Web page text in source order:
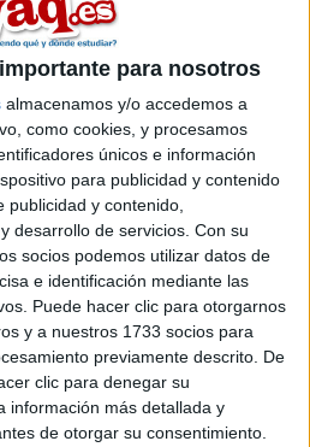
para nosotros
almacenamos y/o accedemos a
como cookies, y procesamos
únicos e información
para publicidad y contenido
publicidad y contenido,
desarrollo de servicios. Con su
socios podemos utilizar datos de
e identificación mediante las
Puede hacer clic para otorgarnos
y a nuestros 1733 socios para
previamente descrito. De
clic para denegar su
información más detallada y
de otorgar su consentimiento.
terminaste) bachillerato o FP?